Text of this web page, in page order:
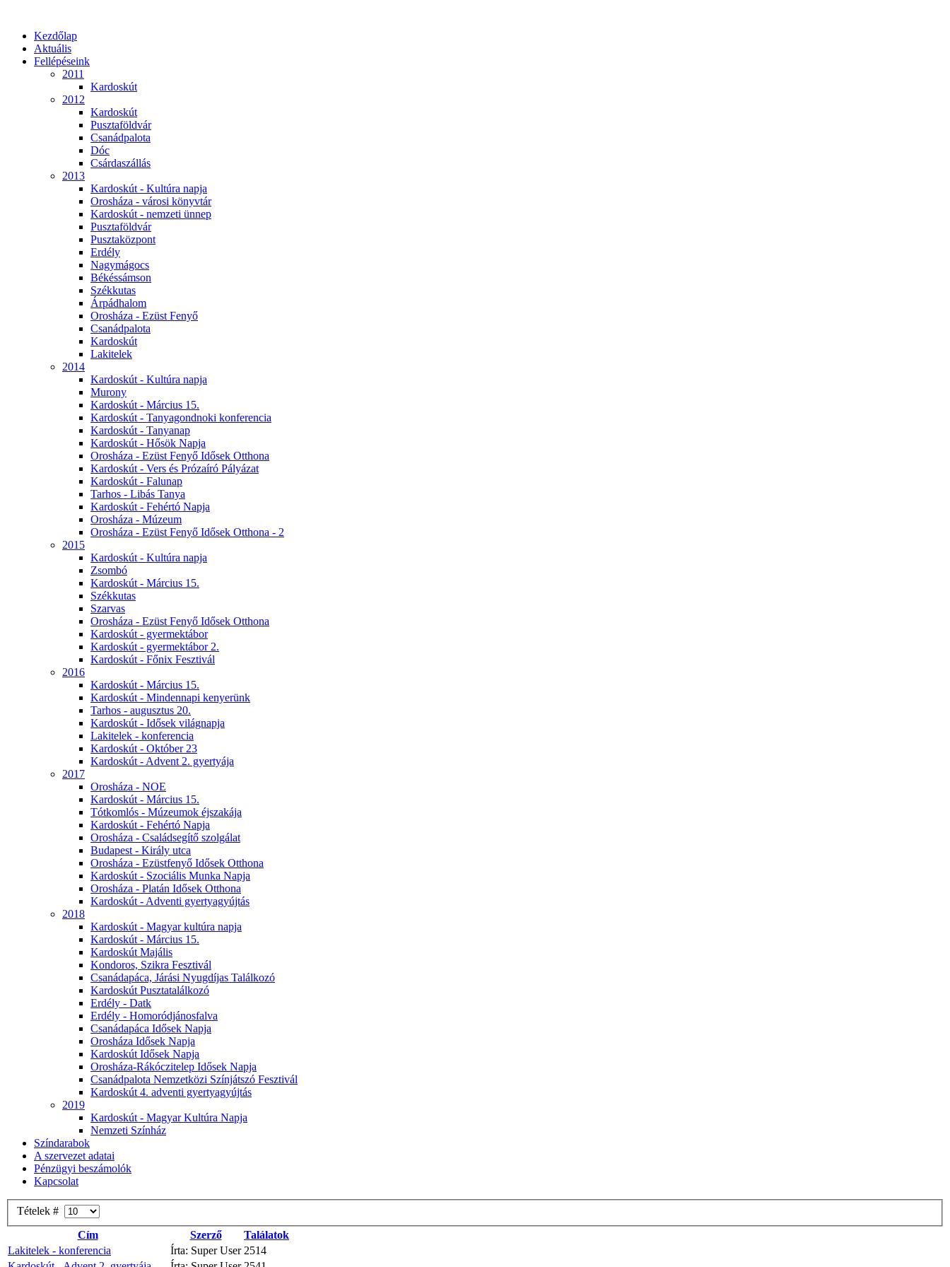
Kezdőlap
Aktuális
Fellépéseink
2011
Kardoskút
2012
Kardoskút
Pusztaföldvár
Csanádpalota
Dóc
Csárdaszállás
2013
Kardoskút - Kultúra napja
Orosháza - városi könyvtár
Kardoskút - nemzeti ünnep
Pusztaföldvár
Pusztaközpont
Erdély
Nagymágocs
Békéssámson
Székkutas
Árpádhalom
Orosháza - Ezüst Fenyő
Csanádpalota
Kardoskút
Lakitelek
2014
Kardoskút - Kultúra napja
Murony
Kardoskút - Március 15.
Kardoskút - Tanyagondnoki konferencia
Kardoskút - Tanyanap
Kardoskút - Hősök Napja
Orosháza - Ezüst Fenyő Idősek Otthona
Kardoskút - Vers és Prózaíró Pályázat
Kardoskút - Falunap
Tarhos - Libás Tanya
Kardoskút - Fehértó Napja
Orosháza - Múzeum
Orosháza - Ezüst Fenyő Idősek Otthona - 2
2015
Kardoskút - Kultúra napja
Zsombó
Kardoskút - Március 15.
Székkutas
Szarvas
Orosháza - Ezüst Fenyő Idősek Otthona
Kardoskút - gyermektábor
Kardoskút - gyermektábor 2.
Kardoskút - Főnix Fesztivál
2016
Kardoskút - Március 15.
Kardoskút - Mindennapi kenyerünk
Tarhos - augusztus 20.
Kardoskút - Idősek világnapja
Lakitelek - konferencia
Kardoskút - Október 23
Kardoskút - Advent 2. gyertyája
2017
Orosháza - NOE
Kardoskút - Március 15.
Tótkomlós - Múzeumok éjszakája
Kardoskút - Fehértó Napja
Orosháza - Családsegítő szolgálat
Budapest - Király utca
Orosháza - Ezüstfenyő Idősek Otthona
Kardoskút - Szociális Munka Napja
Orosháza - Platán Idősek Otthona
Kardoskút - Adventi gyertyagyújtás
2018
Kardoskút - Magyar kultúra napja
Kardoskút - Március 15.
Kardoskút Majális
Kondoros, Szikra Fesztivál
Csanádapáca, Járási Nyugdíjas Találkozó
Kardoskút Pusztatalálkozó
Erdély - Datk
Erdély - Homoródjánosfalva
Csanádapáca Idősek Napja
Orosháza Idősek Napja
Kardoskút Idősek Napja
Orosháza-Rákóczitelep Idősek Napja
Csanádpalota Nemzetközi Színjátszó Fesztivál
Kardoskút 4. adventi gyertyagyújtás
2019
Kardoskút - Magyar Kultúra Napja
Nemzeti Színház
Színdarabok
A szervezet adatai
Pénzügyi beszámolók
Kapcsolat
Tételek #
Cím
Szerző
Találatok
Lakitelek - konferencia
Írta: Super User 2514